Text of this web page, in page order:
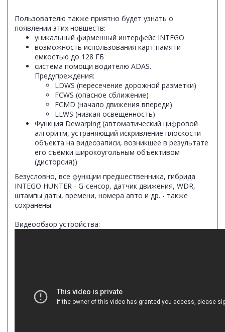
Пользователю также приятно будет узнать о
появлении этих новшеств:
уникальный фирменный интерфейс INTEGO
возможность использования карт памяти
емкостью до 128 ГБ
система помощи водителю ADAS.
Предупреждения:
LDWS (пересечение дорожной разметки)
FCWS (опасное сближение)
FCMD (начало движения впереди)
LLWS (низкая освещенность)
Функция Dewarping (автоматический цифровой
алгоритм, устраняющий искривление плоскости
объекта на видеозаписи, возникшее в результате
его съёмки широкоугольным объективом
(дисторсия))
Безусловно, все функции предшественника, гибрида
INTEGO HUNTER - G-сенсор, датчик движения, WDR,
штампы даты, времени, номера авто и др. - также
сохранены.
Видеообзор устройства: